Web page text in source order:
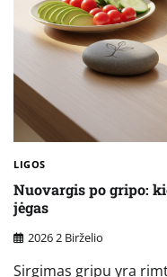
LIGOS
Nuovargis po gripo:
jėgas
2026 2 Birželio
Sirgimas gripu yra